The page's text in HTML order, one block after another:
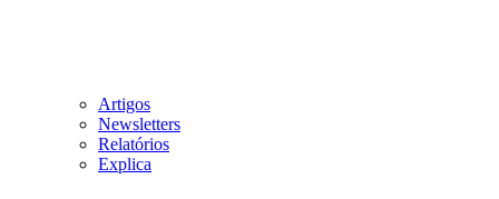
Artigos
Newsletters
Relatórios
Explica